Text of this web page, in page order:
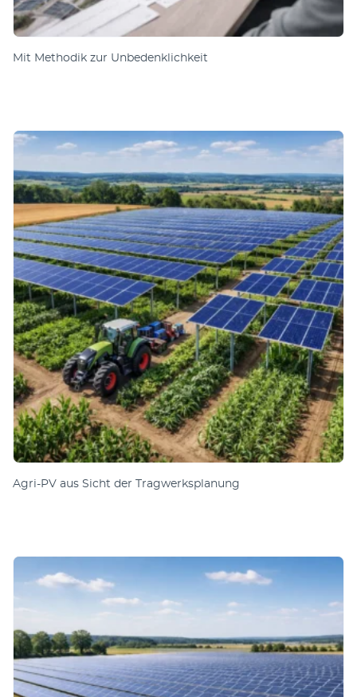
Mit Methodik zur Unbedenklichkeit
Agri-PV aus Sicht der Tragwerksplanung